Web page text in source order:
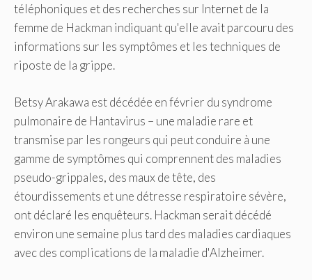
téléphoniques et des recherches sur Internet de la
femme de Hackman indiquant qu'elle avait parcouru des
informations sur les symptômes et les techniques de
riposte de la grippe.
Betsy Arakawa est décédée en février du syndrome
pulmonaire de Hantavirus – une maladie rare et
transmise par les rongeurs qui peut conduire à une
gamme de symptômes qui comprennent des maladies
pseudo-grippales, des maux de tête, des
étourdissements et une détresse respiratoire sévère,
ont déclaré les enquêteurs. Hackman serait décédé
environ une semaine plus tard des maladies cardiaques
avec des complications de la maladie d'Alzheimer.